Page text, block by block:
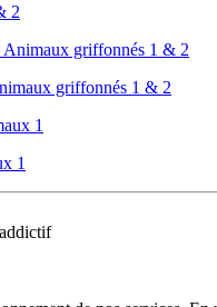
2
griffonnés 1 & 2
1